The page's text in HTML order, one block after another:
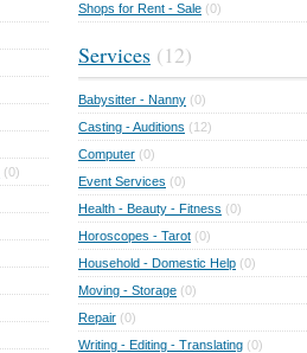
(0)
Shops for Rent - Sale (0)
Services (12)
Babysitter - Nanny (0)
Casting - Auditions (12)
Computer (0)
Event Services (0)
Health - Beauty - Fitness (0)
Horoscopes - Tarot (0)
Household - Domestic Help (0)
Moving - Storage (0)
Repair (0)
Writing - Editing - Translating (0)